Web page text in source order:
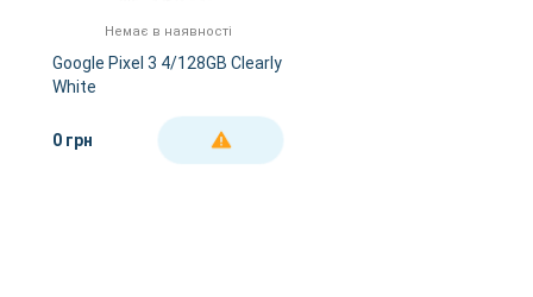
GPS
NFC
Інтерфейсний роз'єм
Немає в наявності
Google Pixel 3 4/128GB Clearly
White
0 грн ДЕТАЛЬНІШЕ